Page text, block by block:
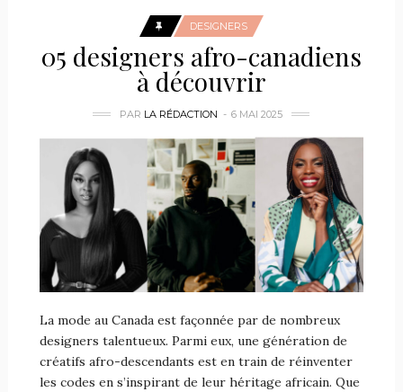
DESIGNERS
05 designers afro-canadiens
à découvrir
PAR LA RÉDACTION 6 MAI 2025
La mode au Canada est façonnée par de nombreux
designers talentueux. Parmi eux, une génération de
créatifs afro-descendants est en train de réinventer
les codes en s’inspirant de leur héritage africain. Que